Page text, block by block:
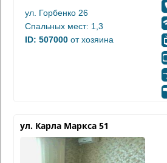
ул. Горбенко 26
Спальных мест: 1,3
ID: 507000 от хозяина
ул. Карла Маркса 51